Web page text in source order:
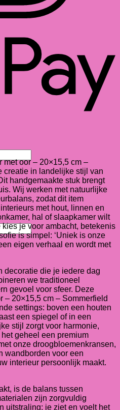
met oor – 20×15,5 cm –
creatie in landelijke stijl van
handgemaakte stuk brengt
Wij werken met natuurlijke
zodat dit item
met hout, linnen en
hal of slaapkamer wilt
je voor ambacht, betekenis
is simpel: ‘Uniek is onze
eigen verhaal en wordt met
decoratie die je iedere dag
we traditioneel
gevoel voor sfeer. Deze
– 20×15,5 cm – Sommerfield
settings: boven een houten
een spiegel of in een
stijl zorgt voor harmonie,
geheel een premium
onze droogbloemenkransen,
wandborden voor een
interieur persoonlijk maakt.
is de balans tussen
zijn zorgvuldig
uitstraling; je ziet en voelt het